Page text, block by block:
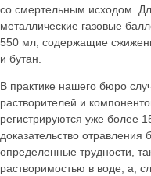
со смертельным исходом.
металлические газовые
550 мл, содержащие
и бутан.
В практике нашего бюро
растворителей и
регистрируются уже более
доказательство
определенные трудности,
растворимостью в воде, а,